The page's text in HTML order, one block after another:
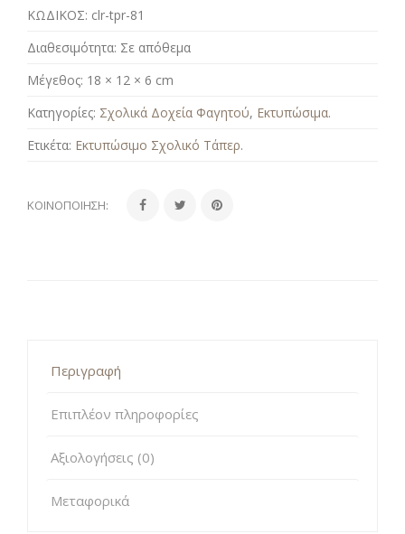
ΚΩΔΙΚΟΣ: clr-tpr-81
Διαθεσιμότητα: Σε απόθεμα
Μέγεθος: 18 × 12 × 6 cm
Κατηγορίες: Σχολικά Δοχεία Φαγητού, Εκτυπώσιμα.
Ετικέτα: Εκτυπώσιμο Σχολικό Τάπερ.
ΚΟΙΝΟΠΟΊΗΣΗ:
Περιγραφή
Επιπλέον πληροφορίες
Αξιολογήσεις (0)
Μεταφορικά